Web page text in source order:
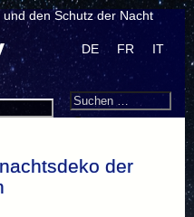
den Schutz der Nacht
DE FR IT
Search
Suchen
der